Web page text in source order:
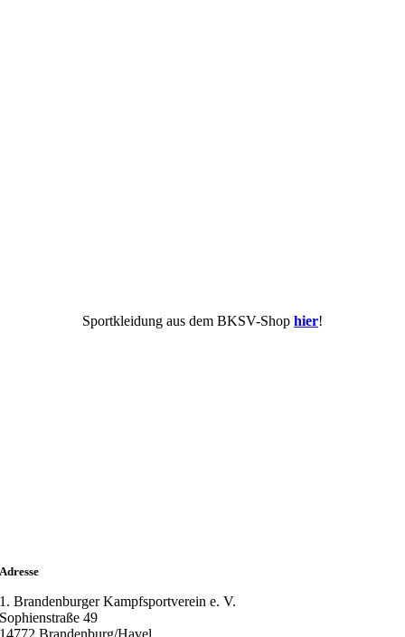
Sportkleidung aus dem BKSV-Shop hier!
Adresse
1. Brandenburger Kampfsportverein e. V.
Sophienstraße 49